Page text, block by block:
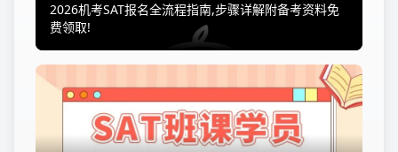
2026机考SAT报名全流程指南,步骤详解附备考资料免
费领取!